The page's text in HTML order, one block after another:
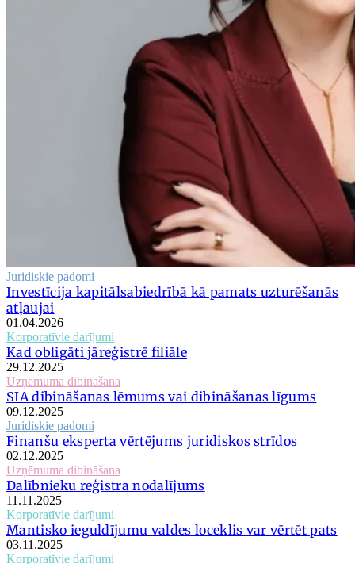
Juridiskie padomi
Investīcija kapitālsabiedrībā kā pamats uzturēšanās
atļaujai
01.04.2026
Korporatīvie darījumi
Kad obligāti jāreģistrē filiāle
29.12.2025
Uzņēmuma dibināšana
SIA dibināšanas lēmums vai dibināšanas līgums
09.12.2025
Juridiskie padomi
Finanšu eksperta vērtējums juridiskos strīdos
02.12.2025
Uzņēmuma dibināšana
Dalībnieku reģistra nodalījums
11.11.2025
Korporatīvie darījumi
Mantisko ieguldījumu valdes loceklis var vērtēt pats
03.11.2025
Korporatīvie darījumi